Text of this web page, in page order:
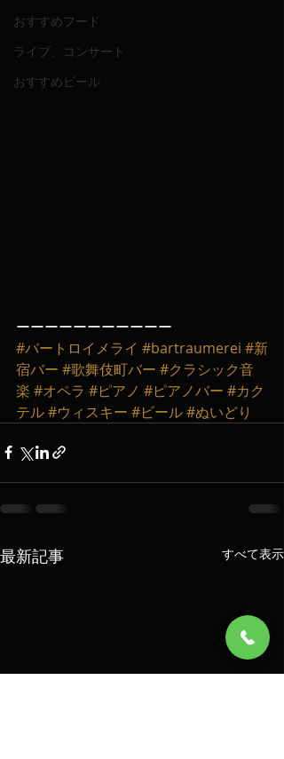
おすすめフード
ライブ、コンサート
おすすめビール
ーーーーーーーーーーー
#バートロイメライ #bartraumerei #新
宿バー #歌舞伎町バー #クラシック音
楽 #オペラ #ピアノ #ピアノバー #カク
テル#ウィスキー #ビール#ぬいどり
最新記事 すべて表示